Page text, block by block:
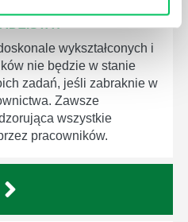
wykształconych i
nie będzie w stanie
zadań, jeśli zabraknie w
Zawsze
wszystkie
pracowników.